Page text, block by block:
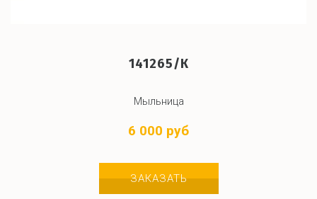
141265/К
Мыльница
6 000 руб
ЗАКАЗАТЬ